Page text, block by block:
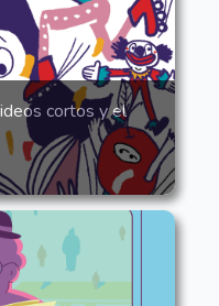
cortos y el